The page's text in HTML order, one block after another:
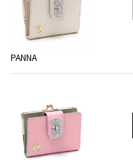
PANNA